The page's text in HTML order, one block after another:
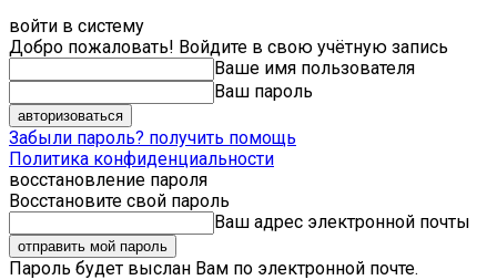
войти в систему
Добро пожаловать! Войдите в свою учётную запись
Ваше имя пользователя
Ваш пароль
Забыли пароль? получить помощь
Политика конфиденциальности
восстановление пароля
Восстановите свой пароль
Ваш адрес электронной почты
Пароль будет выслан Вам по электронной почте.